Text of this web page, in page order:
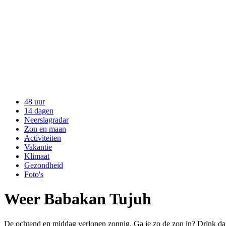
48 uur
14 dagen
Neerslagradar
Zon en maan
Activiteiten
Vakantie
Klimaat
Gezondheid
Foto's
Weer Babakan Tujuh
De ochtend en middag verlopen zonnig. Ga je zo de zon in? Drink